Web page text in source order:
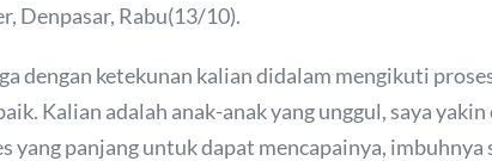
Denpasar, Rabu(13/10).
dengan ketekunan kalian didalam mengikuti
Kalian adalah anak-anak yang unggul, saya
yang panjang untuk dapat mencapainya,